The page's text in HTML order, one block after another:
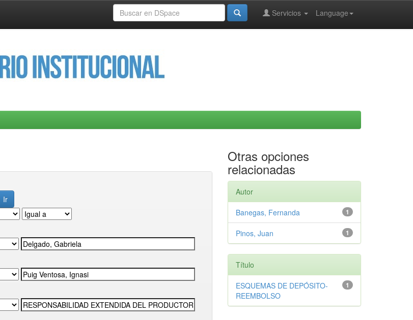
Language
Servicios
Otras opciones
relacionadas
Autor
1
Banegas, Fernanda
1
Pinos, Juan
Título
1
ESQUEMAS DE DEPÓSITO-
REEMBOLSO